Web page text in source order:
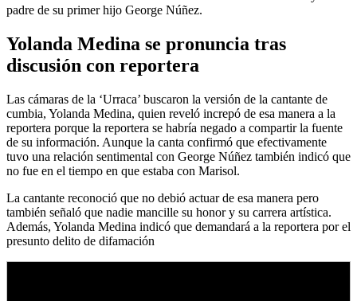
padre de su primer hijo George Núñez.
Yolanda Medina se pronuncia tras
discusión con reportera
Las cámaras de la ‘Urraca’ buscaron la versión de la cantante de
cumbia, Yolanda Medina, quien reveló increpó de esa manera a la
reportera porque la reportera se habría negado a compartir la fuente
de su información. Aunque la canta confirmó que efectivamente
tuvo una relación sentimental con George Núñez también indicó que
no fue en el tiempo en que estaba con Marisol.
La cantante reconoció que no debió actuar de esa manera pero
también señaló que nadie mancille su honor y su carrera artística.
Además, Yolanda Medina indicó que demandará a la reportera por el
presunto delito de difamación